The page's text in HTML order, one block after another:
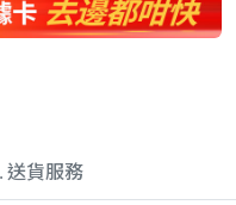
與退款政策
送貨服務